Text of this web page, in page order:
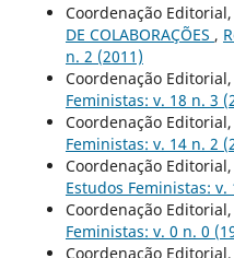
Coordenação Editorial,
DE COLABORAÇÕES ,
n. 2 (2011)
Coordenação Editorial,
Feministas: v. 18 n. 3
Coordenação Editorial,
Feministas: v. 14 n. 2
Coordenação Editorial,
Estudos Feministas: v.
Coordenação Editorial,
Feministas: v. 0 n. 0
Coordenação Editorial,